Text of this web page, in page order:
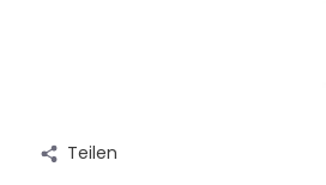
Teilen